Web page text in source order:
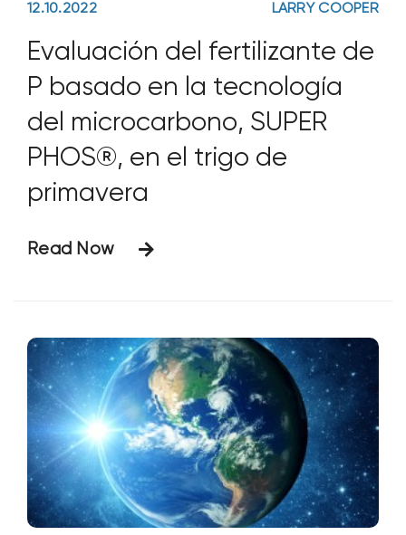
12.10.2022 LARRY COOPER
Evaluación del fertilizante de
P basado en la tecnología
del microcarbono, SUPER
PHOS®, en el trigo de
primavera
Read Now